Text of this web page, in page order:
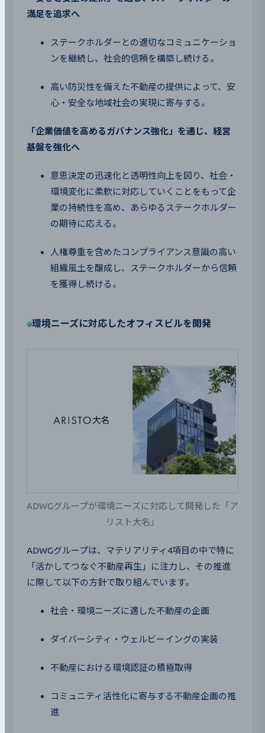
満足を追求へ
ステークホルダーとの適切なコミュニケーショ
ンを継続し、社会的信頼を構築し続ける。
高い防災性を備えた不動産の提供によって、安
心・安全な地域社会の実現に寄与する。
「企業価値を高めるガバナンス強化」を通じ、経営
基盤を強化へ
意思決定の迅速化と透明性向上を図り、社会・
環境変化に柔軟に対応していくことをもって企
業の持続性を高め、あらゆるステークホルダー
の期待に応える。
人権尊重を含めたコンプライアンス意識の高い
組織風土を醸成し、ステークホルダーから信頼
を獲得し続ける。
環境ニーズに対応したオフィスビルを開発
ADWGグループが環境ニーズに対応して開発した「ア
リスト大名」
ADWGグループは、マテリアリティ4項目の中で特に
「活かしてつなぐ不動産再生」に注力し、その推進
に際して以下の方針で取り組んでいます。
社会・環境ニーズに適した不動産の企画
ダイバーシティ・ウェルビーイングの実装
不動産における環境認証の積極取得
コミュニティ活性化に寄与する不動産企画の推
進